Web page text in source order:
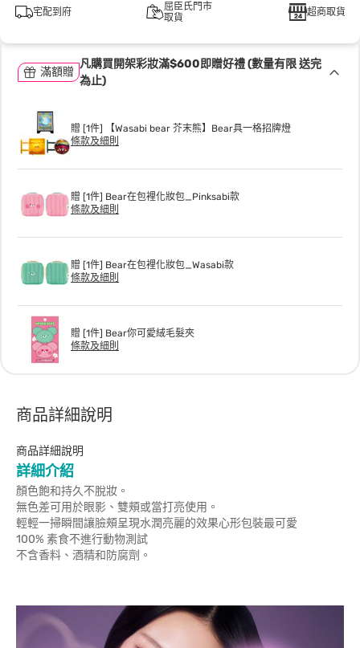
宅配到府
屈臣氏門市
取貨
超商取貨
滿額贈
凡購買開架彩妝滿$600即贈好禮 (數量有限 送完
為止)
贈 [1件] 【Wasabi bear 芥末熊】Bear具一格招牌燈
條款及細則
贈 [1件] Bear在包裡化妝包_Pinksabi款
條款及細則
贈 [1件] Bear在包裡化妝包_Wasabi款
條款及細則
贈 [1件] Bear你可愛絨毛髮夾
條款及細則
商品詳細說明
商品詳細說明
詳細介紹
顏色飽和持久不脫妝。
無色差可用於眼影、雙頰或當打亮使用。
輕輕一掃瞬間讓臉頰呈現水潤亮麗的效果心形包裝最可愛
100% 素食不進行動物測試
不含香料、酒精和防腐劑。